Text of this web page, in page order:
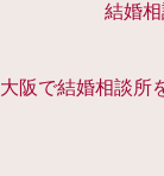
結婚
大阪で結婚相談所